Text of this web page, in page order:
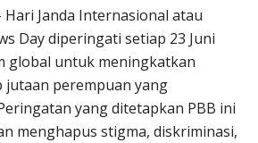
Hari Janda Internasional atau
Day diperingati setiap 23 Juni
global untuk meningkatkan
perempuan yang
yang ditetapkan PBB ini
menghapus stigma, diskriminasi,